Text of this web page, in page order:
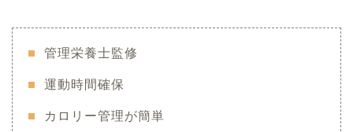
管理栄養士監修
運動時間確保
カロリー管理が簡単